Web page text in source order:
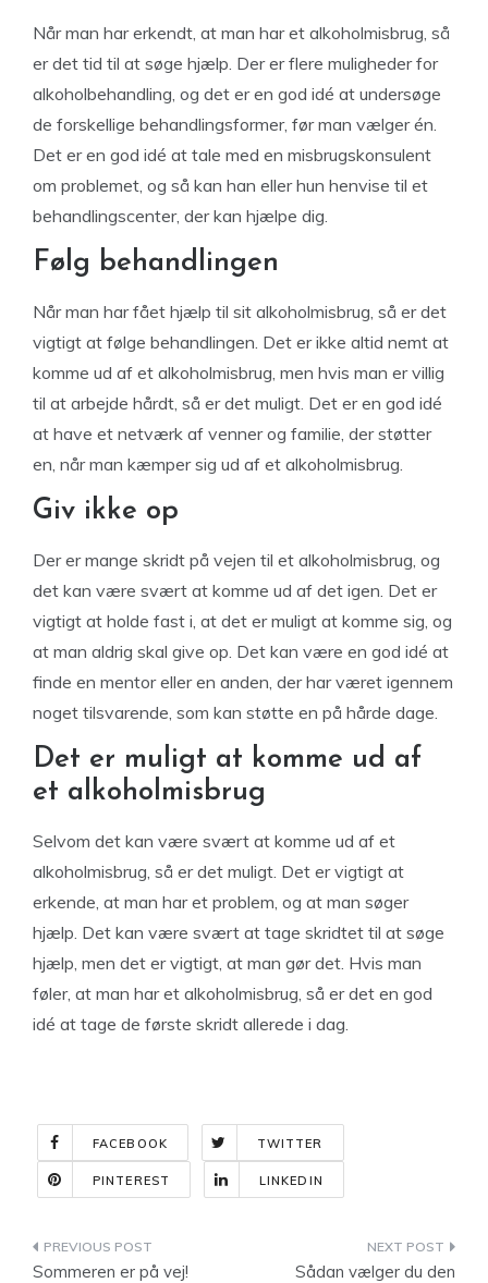
Når man har erkendt, at man har et alkoholmisbrug, så
er det tid til at søge hjælp. Der er flere muligheder for
alkoholbehandling, og det er en god idé at undersøge
de forskellige behandlingsformer, før man vælger én.
Det er en god idé at tale med en misbrugskonsulent
om problemet, og så kan han eller hun henvise til et
behandlingscenter, der kan hjælpe dig.
Følg behandlingen
Når man har fået hjælp til sit alkoholmisbrug, så er det
vigtigt at følge behandlingen. Det er ikke altid nemt at
komme ud af et alkoholmisbrug, men hvis man er villig
til at arbejde hårdt, så er det muligt. Det er en god idé
at have et netværk af venner og familie, der støtter
en, når man kæmper sig ud af et alkoholmisbrug.
Giv ikke op
Der er mange skridt på vejen til et alkoholmisbrug, og
det kan være svært at komme ud af det igen. Det er
vigtigt at holde fast i, at det er muligt at komme sig, og
at man aldrig skal give op. Det kan være en god idé at
finde en mentor eller en anden, der har været igennem
noget tilsvarende, som kan støtte en på hårde dage.
Det er muligt at komme ud af
et alkoholmisbrug
Selvom det kan være svært at komme ud af et
alkoholmisbrug, så er det muligt. Det er vigtigt at
erkende, at man har et problem, og at man søger
hjælp. Det kan være svært at tage skridtet til at søge
hjælp, men det er vigtigt, at man gør det. Hvis man
føler, at man har et alkoholmisbrug, så er det en god
idé at tage de første skridt allerede i dag.
FACEBOOK TWITTER
PINTEREST LINKEDIN
Indlægsnavigation
Sommeren er på vej!
Sådan vælger du den